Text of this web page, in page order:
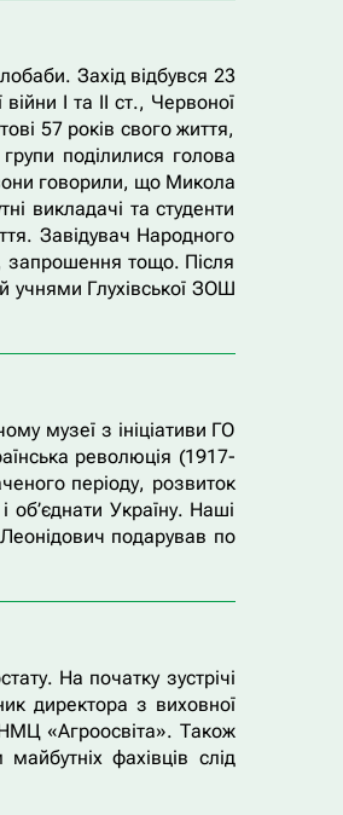
Захід відбувся 23
І та ІІ ст., Червоної
57 років свого життя,
поділилися голова
говорили, що Микола
викладачі та студенти
Завідувач Народного
запрошення тощо. Після
учнями Глухівської ЗОШ
музеї з ініціативи ГО
революція (1917-
періоду, розвиток
Україну. Наші
подарував по
На початку зустрічі
директора з виховної
«Агроосвіта». Також
фахівців слід